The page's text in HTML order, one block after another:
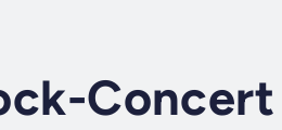
Concert